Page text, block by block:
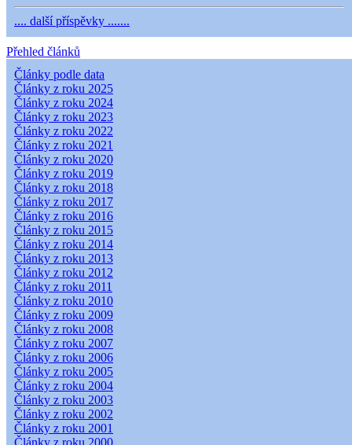
.... další příspěvky .......
Přehled článků
Články podle data
Články z roku 2025
Články z roku 2024
Články z roku 2023
Články z roku 2022
Články z roku 2021
Články z roku 2020
Články z roku 2019
Články z roku 2018
Články z roku 2017
Články z roku 2016
Články z roku 2015
Články z roku 2014
Články z roku 2013
Články z roku 2012
Články z roku 2011
Články z roku 2010
Články z roku 2009
Články z roku 2008
Články z roku 2007
Články z roku 2006
Články z roku 2005
Články z roku 2004
Články z roku 2003
Články z roku 2002
Články z roku 2001
Články z roku 2000